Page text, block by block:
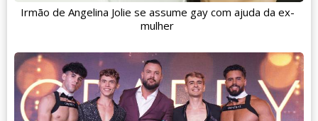
Irmão de Angelina Jolie se assume gay com ajuda da ex-
mulher